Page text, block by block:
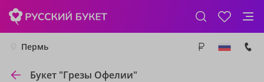
Пермь
Букет "Грезы Офелии"